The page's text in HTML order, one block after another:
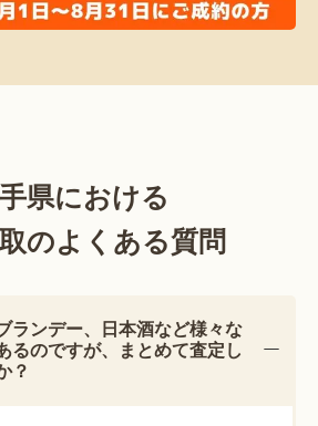
県における
のよくある質問
ランデー、日本酒など様々な
るのですが、まとめて査定し
？